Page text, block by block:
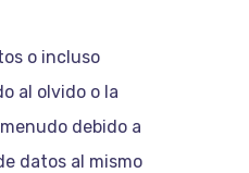
o incluso
al olvido o la
debido a
datos al mismo